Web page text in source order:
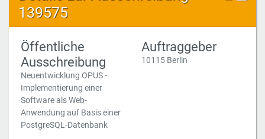
139575
Öffentliche
Ausschreibung
Neuentwicklung OPUS -
Implementierung einer
Software als Web-
Anwendung auf Basis einer
PostgreSQL-Datenbank
Auftraggeber
10115 Berlin